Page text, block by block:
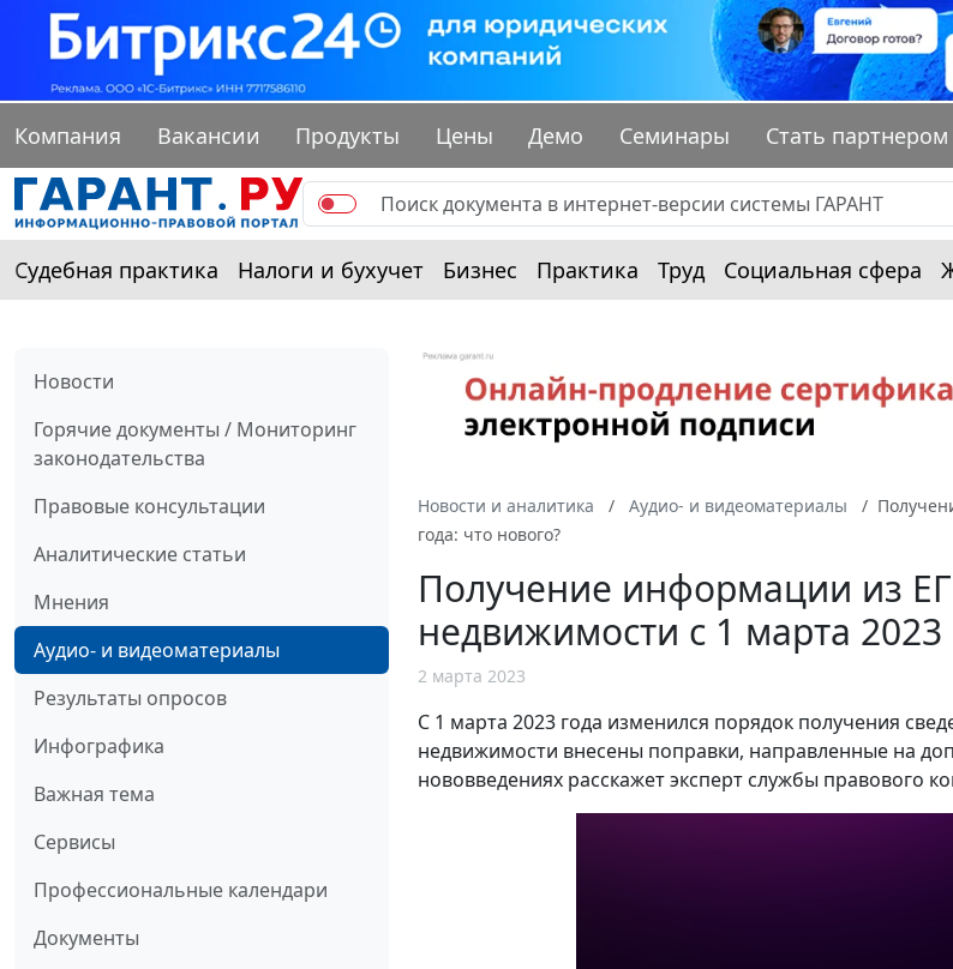
Компания Вакансии Продукты Цены Демо Семинары Стать партнером
Судебная практика Налоги и бухучет Бизнес Практика Труд Социальная сфера
Новости
Горячие документы / Мониторинг
законодательства
Правовые консультации
Аналитические статьи
Мнения
Аудио- и видеоматериалы
Результаты опросов
Инфографика
Важная тема
Сервисы
Профессиональные календари
Документы
Новости и аналитика Аудио- и видеоматериалы
года: что нового?
Получение информации из
недвижимости с 1 марта 2023
2 марта 2023
C 1 марта 2023 года изменился порядок получения
недвижимости внесены поправки, направленные на
нововведениях расскажет эксперт службы правового